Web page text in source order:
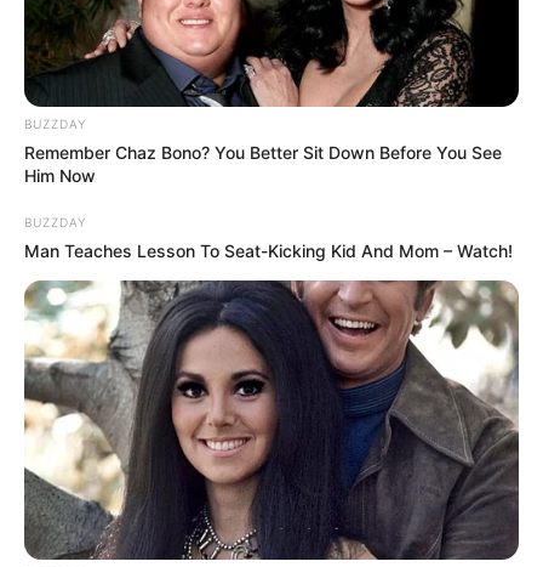
BUZZDAY
Remember Chaz Bono? You Better Sit Down Before You See
Him Now
BUZZDAY
Man Teaches Lesson To Seat-Kicking Kid And Mom – Watch!